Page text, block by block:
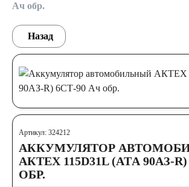
Ач обр.
Назад
Артикул: 324212
АККУМУЛЯТОР
АКТЕХ 115D31L (ATА 90АЗ-
ОБР.